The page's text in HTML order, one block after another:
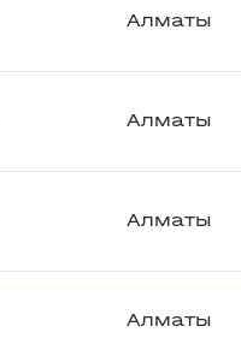
Алматы
Алматы
Алматы
Алматы